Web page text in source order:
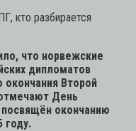
кто разбирается
что норвежские
дипломатов
Второй
День
окончанию
году.